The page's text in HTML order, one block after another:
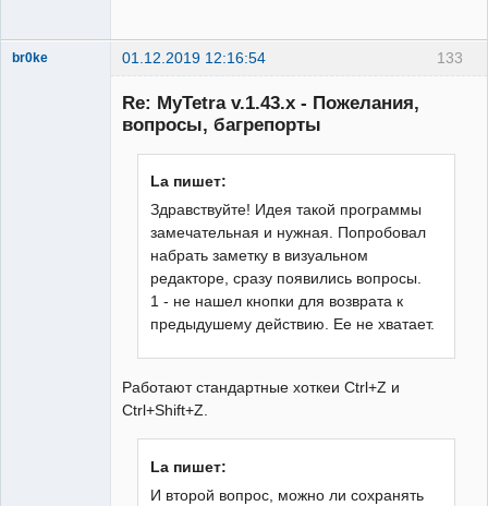
133
br0ke 01.12.2019 12:16:54
Re: MyTetra v.1.43.x - Пожелания,
вопросы, багрепорты
La пишет:
Здравствуйте! Идея такой программы
замечательная и нужная. Попробовал
набрать заметку в визуальном
редакторе, сразу появились вопросы.
1 - не нашел кнопки для возврата к
предыдушему действию. Ее не хватает.
Работают стандартные хоткеи Ctrl+Z и
Ctrl+Shift+Z.
La пишет:
И второй вопрос, можно ли сохранять